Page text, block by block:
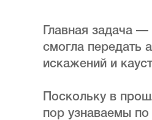
Главная задача
смогла передать
искажений и
Поскольку в
пор узнаваемы